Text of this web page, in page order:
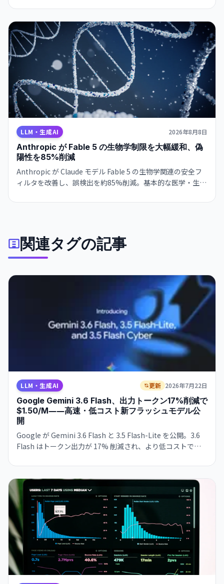
Sol が提供される。何が変わったか、Think ボタンの使い
方、Luna と Sol の違いをまとめた。
LLM・生成AI 2026年8月8日
Anthropic が Fable 5 の生物学制限を大幅緩和、偽
陽性を85%削減
Anthropic が Claude モデル Fable 5 の生物学関連の安全フ
ィルタを改善し、誤検出を約85%削減。基本的な医学・生物
分子設計は引き続き制限。研究者向けアクセスプログラムも
関連タグの記事
LLM・生成AI 更新 2026年7月22日
Google Gemini 3.6 Flash、出力トークン17%削減で
$1.50/M――高速・低コスト新フラッシュモデル公
開
Google が Gemini 3.6 Flash と 3.5 Flash-Lite を公開。3.6
Flash はトークン出力が 17% 削減され、より低コストで実
大規模エージェント処理に最適。開発者が即日から利用可
能。